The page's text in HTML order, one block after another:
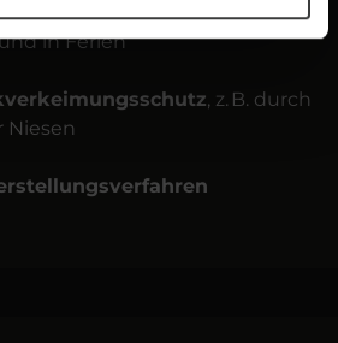
aktiv, auch nachts, an
in Ferien
, z. B. durch
Niesen